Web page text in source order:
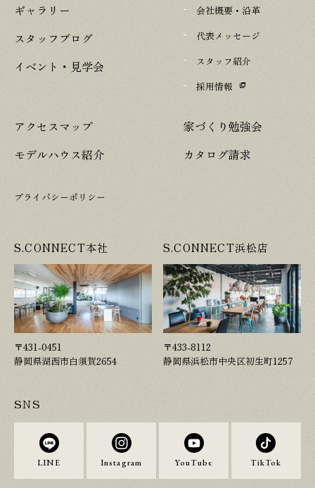
ギャラリー
スタッフブログ
イベント・見学会
会社概要・沿革
代表メッセージ
スタッフ紹介
採用情報
アクセスマップ
モデルハウス紹介
家づくり勉強会
カタログ請求
プライバシーポリシー
S.CONNECT本社
〒431-0451
静岡県湖西市白須賀2654
S.CONNECT浜松店
〒433-8112
静岡県浜松市中央区初生町1257
SNS
LINE Instagram YouTube TikTok